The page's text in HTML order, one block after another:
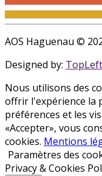
AOS Haguenau ©
Designed by:
Nous utilisons des
offrir l'expérience la
préférences et les
«Accepter», vous
cookies. Mentions
Paramètres des
Privacy & Cookies